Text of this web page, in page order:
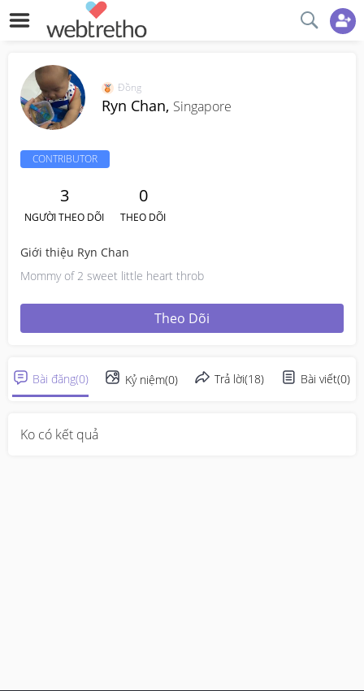
Đồng
Ryn Chan, Singapore
CONTRIBUTOR
3
NGƯỜI THEO DÕI
0
THEO DÕI
Giới thiệu Ryn Chan
Mommy of 2 sweet little heart throb
Theo Dõi
Bài đăng(0) Kỷ niệm(0) Trả lời(18) Bài viết(0)
Ko có kết quả